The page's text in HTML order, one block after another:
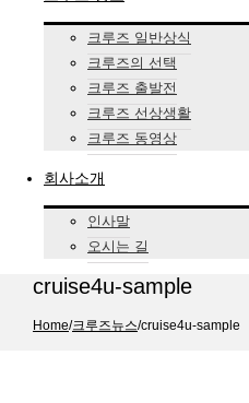
크루즈 일반상식
크루즈의 선택
크루즈 출발전
크루즈 선상생활
크루즈 동영상
회사소개
인사말
오시는 길
cruise4u-sample
Home/크루즈뉴스/cruise4u-sample